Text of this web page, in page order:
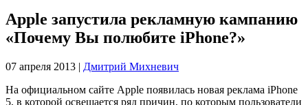
Apple запустила рекламную кампанию
«Почему Вы полюбите iPhone?»
07 апреля 2013 | Дмитрий Михневич
На официальном сайте Apple появилась новая реклама iPhone
5, в которой освещается ряд причин, по которым пользователи